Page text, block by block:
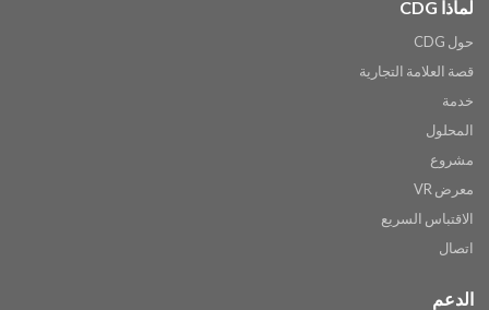
لماذا CDG
حول CDG
قصة العلامة التجارية
خدمة
المحلول
مشروع
معرض VR
الاقتباس السريع
اتصال
الدعم